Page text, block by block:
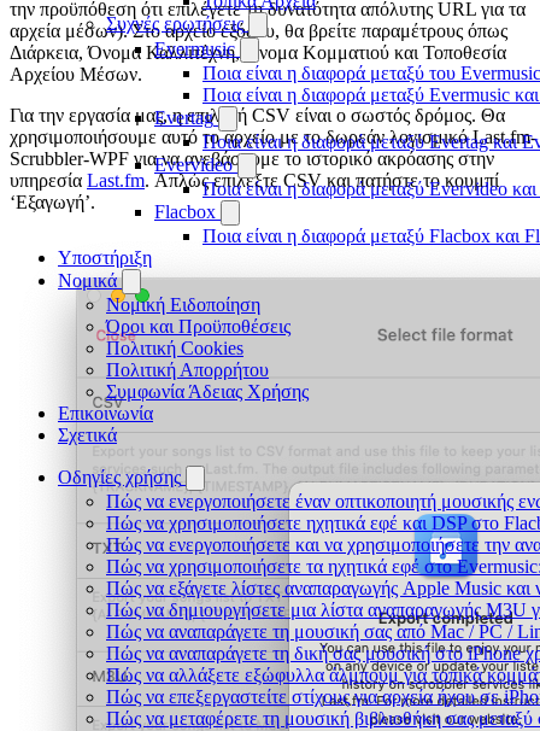
Συχνές ερωτήσεις
Evermusic
Ποια είναι η διαφορά μεταξύ του
Ποια είναι η διαφορά μεταξύ Evermusic
Evertag
Ποια είναι η διαφορά μεταξύ Evertag και
Evervideo
Ποια είναι η διαφορά μεταξύ Evervideo
Flacbox
Ποια είναι η διαφορά μεταξύ Flacbox και
Υποστήριξη
Νομικά
Νομική Ειδοποίηση
Όροι και Προϋποθέσεις
Πολιτική Cookies
Πολιτική Απορρήτου
Συμφωνία Άδειας Χρήσης
Επικοινωνία
Σχετικά
Οδηγίες χρήσης
Πώς να ενεργοποιήσετε έναν οπτικοποιητή μουσικής
Πώς να χρησιμοποιήσετε ηχητικά εφέ και DSP στο
Πώς να ενεργοποιήσετε και να χρησιμοποιήσετε την
Πώς να χρησιμοποιήσετε τα ηχητικά εφέ στο
Πώς να εξάγετε λίστες αναπαραγωγής Apple Music και
Πώς να δημιουργήσετε μια λίστα αναπαραγωγής
Πώς να αναπαράγετε τη μουσική σας από Mac / PC /
Πώς να αναπαράγετε τη δική σας μουσική στο iPhone
Πώς να αλλάξετε εξώφυλλα άλμπουμ για τοπικά
Πώς να επεξεργαστείτε στίχους για αρχεία ήχου σε
Πώς να μεταφέρετε τη μουσική βιβλιοθήκη σας
την προϋπόθεση ότι επιλέγετε τη δυνατότητα απόλυτης URL για τα
αρχεία μέσων). Στο αρχείο εξόδου, θα βρείτε παραμέτρους όπως
Διάρκεια, Όνομα Καλλιτέχνη, Όνομα Κομματιού και Τοποθεσία
Αρχείου Μέσων.
Για την εργασία μας, η επιλογή CSV είναι ο σωστός δρόμος. Θα
χρησιμοποιήσουμε αυτό το αρχείο με το δωρεάν λογισμικό Last.fm-
Scrubbler-WPF για να ανεβάσουμε το ιστορικό ακρόασης στην
υπηρεσία Last.fm. Απλώς επιλέξτε CSV και πατήστε το κουμπί
‘Εξαγωγή’.